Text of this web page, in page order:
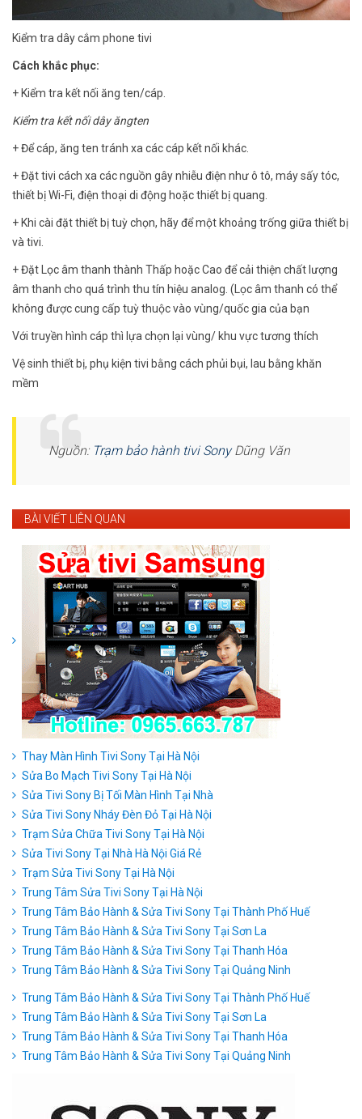
Kiểm tra dây cắm phone tivi
Cách khắc phục:
+ Kiểm tra kết nối ăng ten/cáp.
Kiểm tra kết nối dây ăngten
+ Để cáp, ăng ten tránh xa các cáp kết nối khác.
+ Đặt tivi cách xa các nguồn gây nhiễu điện như ô tô, máy sấy tóc,
thiết bị Wi-Fi, điện thoại di động hoặc thiết bị quang.
+ Khi cài đặt thiết bị tuỳ chọn, hãy để một khoảng trống giữa thiết bị
và tivi.
+ Đặt Lọc âm thanh thành Thấp hoặc Cao để cải thiện chất lượng
âm thanh cho quá trình thu tín hiệu analog. (Lọc âm thanh có thể
không được cung cấp tuỳ thuộc vào vùng/quốc gia của bạn
Với truyền hình cáp thì lựa chọn lại vùng/ khu vực tương thích
Vệ sinh thiết bị, phụ kiện tivi bằng cách phủi bụi, lau bằng khăn
mềm
Nguồn: Trạm bảo hành tivi SonyDũng Văn
BÀI VIẾT LIÊN QUAN
Thay Màn Hình Tivi Sony Tại Hà Nội
Sửa Bo Mạch Tivi Sony Tại Hà Nội
Sửa Tivi Sony Bị Tối Màn Hình Tại Nhà
Sửa Tivi Sony Nháy Đèn Đỏ Tại Hà Nội
Trạm Sửa Chữa Tivi Sony Tại Hà Nội
Sửa Tivi Sony Tại Nhà Hà Nội Giá Rẻ
Trạm Sửa Tivi Sony Tại Hà Nội
Trung Tâm Sửa Tivi Sony Tại Hà Nội
Trung Tâm Bảo Hành & Sửa Tivi Sony Tại Thành Phố Huế
Trung Tâm Bảo Hành & Sửa Tivi Sony Tại Sơn La
Trung Tâm Bảo Hành & Sửa Tivi Sony Tại Thanh Hóa
Trung Tâm Bảo Hành & Sửa Tivi Sony Tại Quảng Ninh
Trung Tâm Bảo Hành & Sửa Tivi Sony Tại Thành Phố Huế
Trung Tâm Bảo Hành & Sửa Tivi Sony Tại Sơn La
Trung Tâm Bảo Hành & Sửa Tivi Sony Tại Thanh Hóa
Trung Tâm Bảo Hành & Sửa Tivi Sony Tại Quảng Ninh